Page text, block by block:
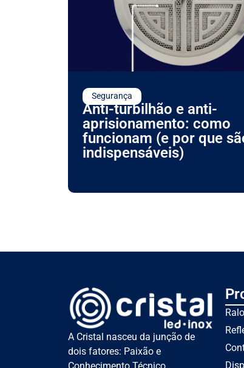
Segurança
Anti-turbilhão e anti-
aprisionamento: como
funcionam (e por que
indispensáveis)
A Cristal nasceu da junção de
dois fatores: Paixão e